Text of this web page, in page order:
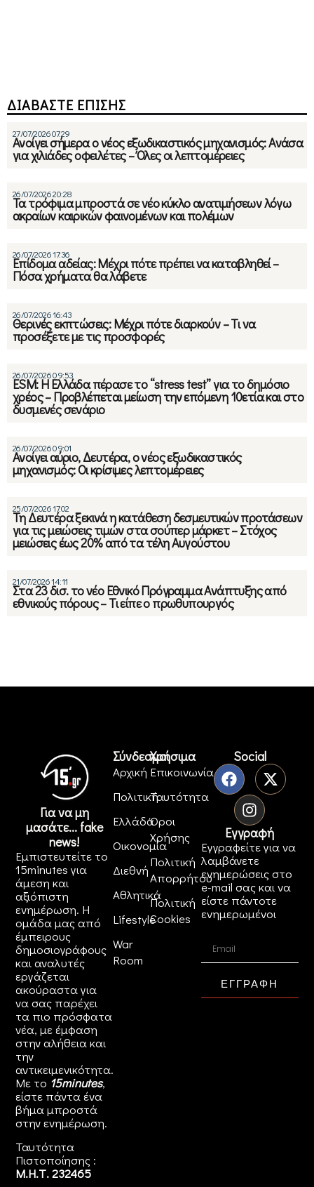
ΔΙΑΒΑΣΤΕ ΕΠΙΣΗΣ
27/07/2026 07:29
Ανοίγει σήμερα ο νέος εξωδικαστικός μηχανισμός: Ανάσα
για χιλιάδες οφειλέτες – Όλες οι λεπτομέρειες
26/07/2026 20:28
Τα τρόφιμα μπροστά σε νέο κύκλο ανατιμήσεων λόγω
ακραίων καιρικών φαινομένων και πολέμων
26/07/2026 17:36
Επίδομα αδείας: Μέχρι πότε πρέπει να καταβληθεί –
Πόσα χρήματα θα λάβετε
26/07/2026 16:43
Θερινές εκπτώσεις: Μέχρι πότε διαρκούν – Τι να
προσέξετε με τις προσφορές
26/07/2026 09:53
ESM: Η Ελλάδα πέρασε το “stress test” για το δημόσιο
χρέος – Προβλέπεται μείωση την επόμενη 10ετία και στο
δυσμενές σενάριο
26/07/2026 09:01
Ανοίγει αύριο, Δευτέρα, ο νέος εξωδικαστικός
μηχανισμός: Οι κρίσιμες λεπτομέρειες
25/07/2026 17:02
Τη Δευτέρα ξεκινά η κατάθεση δεσμευτικών προτάσεων
για τις μειώσεις τιμών στα σούπερ μάρκετ – Στόχος
μειώσεις έως 20% από τα τέλη Αυγούστου
21/07/2026 14:11
Στα 23 δισ. το νέο Εθνικό Πρόγραμμα Ανάπτυξης από
εθνικούς πόρους – Τι είπε ο πρωθυπουργός
Για να μη
μασάτε... fake
news!
Εμπιστευτείτε το
15minutes για
άμεση και
αξιόπιστη
ενημέρωση. Η
ομάδα μας από
έμπειρους
δημοσιογράφους
και αναλυτές
εργάζεται
ακούραστα για
να σας παρέχει
τα πιο πρόσφατα
νέα, με έμφαση
στην αλήθεια και
την
αντικειμενικότητα.
Με το 15minutes,
είστε πάντα ένα
βήμα μπροστά
στηνενημέρωση.
Ταυτότητα
Πιστοποίησης :
Μ.Η.Τ. 232465
Σύνδεσμοι
Αρχική
Πολιτική
Ελλάδα
Οικονομία
Διεθνή
Αθλητικά
Lifestyle
War
Room
Χρήσιμα
Επικοινωνία
Ταυτότητα
Όροι
Χρήσης
Πολιτική
Απορρήτου
Πολιτική
Cookies
Social
Εγγραφή
Εγγραφείτε για να
λαμβάνετε
ενημερώσεις στο
e-mail σας και να
είστε πάντοτε
ενημερωμένοι
ΕΓΓΡΑΦΗ